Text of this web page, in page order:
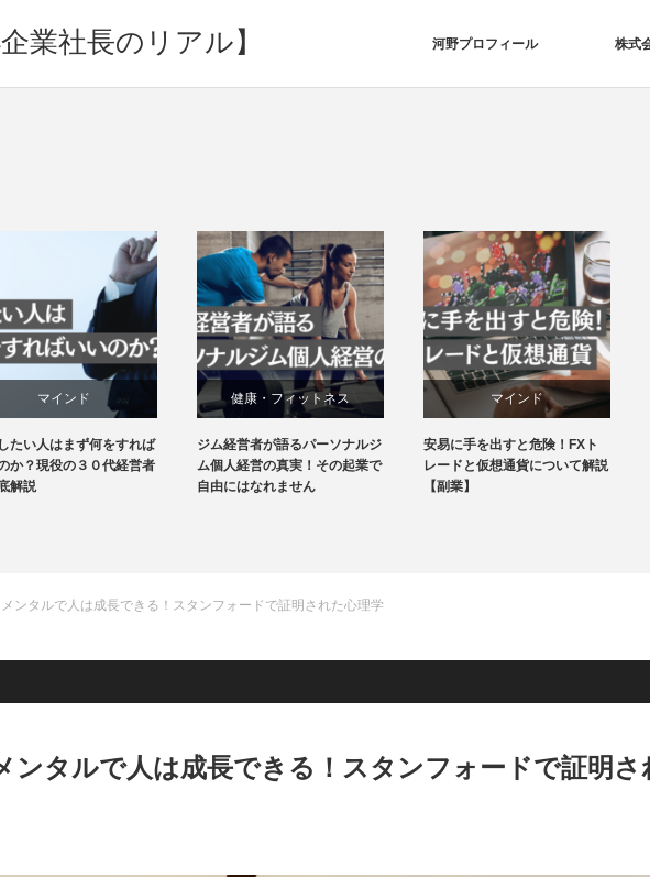
業社長のリアル】 河野プロフィール 株式
健康・フィットネス
経営・マーケティング
営者が語るパーソナルジ
経営の真実！その起業で
はなれません
マインド
経営・マーケティング
安易に手を出すと危険！FXト
レードと仮想通貨について解説
【副業】
マインド
経営・マーケティング
【副業】２０代３０代が陥りや
すい危険な心理｜長期的に収入
を上げていく方法を徹底解説
メンタルで人は成長できる！スタンフォードで証明された心理学
ンタルで人は成長できる！スタンフォードで証明さ